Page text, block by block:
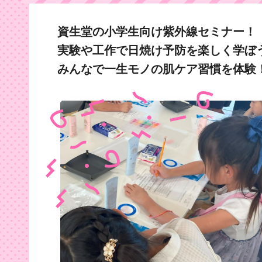
資生堂の小学生向け紫外線セミナー！
実験や工作で日焼け予防を楽しく学ぼ
みんなで一生モノの肌ケア習慣を体験